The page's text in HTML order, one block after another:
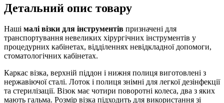
Детальний опис товару
Наші малі візки для інструментів призначені для
транспортування невеликих хірургічних інструментів у
процедурних кабінетах, відділеннях невідкладної допомоги,
стоматологічних кабінетах.
Каркас візка, верхній піддон і нижня полиця виготовлені з
нержавіючої сталі. Лоток і полиця знімні для легкої дезінфекції
та стерилізації. Візок має чотири поворотні колеса, два з яких
мають гальма. Розмір візка підходить для використання зі